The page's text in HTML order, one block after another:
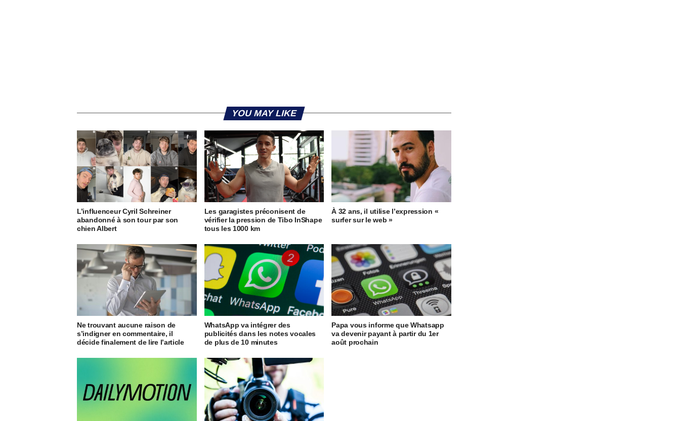
YOU MAY LIKE
L’influenceur Cyril Schreiner
abandonné à son tour par son
chien Albert
Les garagistes préconisent de
vérifier la pression de Tibo InShape
tous les 1000 km
À 32 ans, il utilise l’expression «
surfer sur le web »
Ne trouvant aucune raison de
s’indigner en commentaire, il
décide finalement de lire l’article
WhatsApp va intégrer des
publicités dans les notes vocales
de plus de 10 minutes
Papa vous informe que Whatsapp
va devenir payant à partir du 1er
août prochain